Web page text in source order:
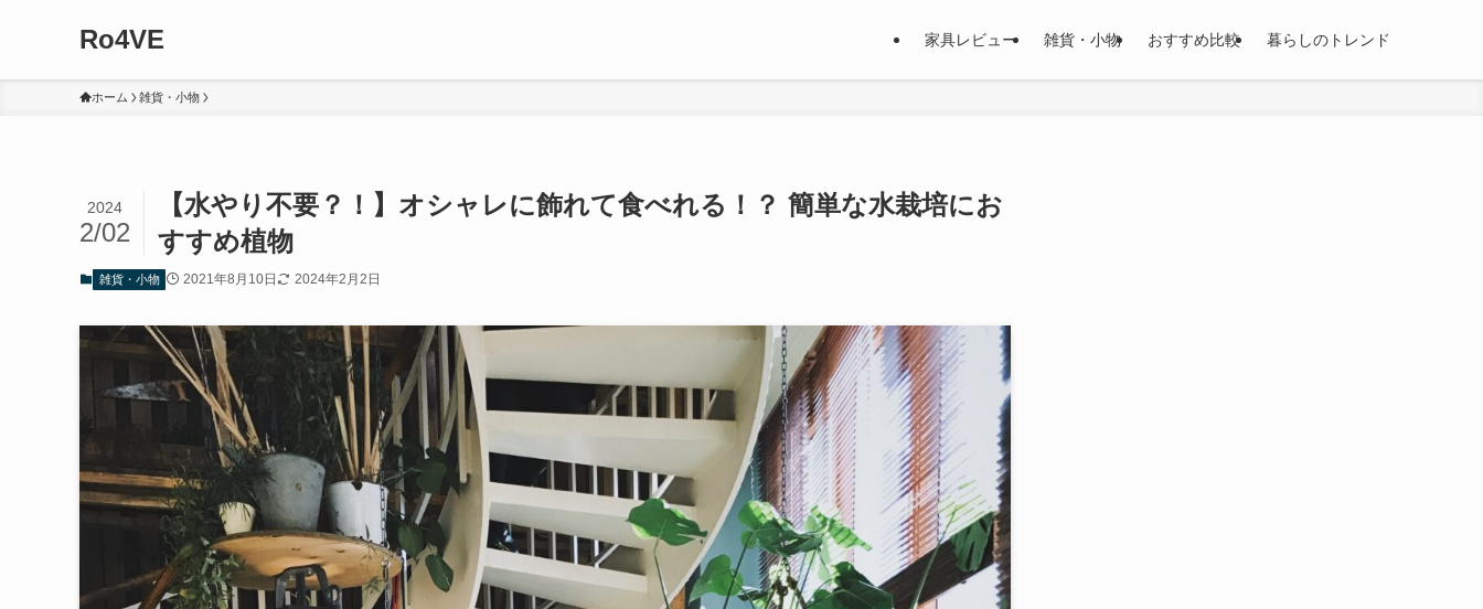
Ro4VE 家具レビュー 雑貨・小物 おすすめ比較 暮らしのトレンド
ホーム 雑貨・小物
【水やり不要？！】オシャレに飾れて食べれる！？ 簡単な水栽培にお
すすめ植物
2024
2/02
雑貨・小物 2021年8月10日 2024年2月2日